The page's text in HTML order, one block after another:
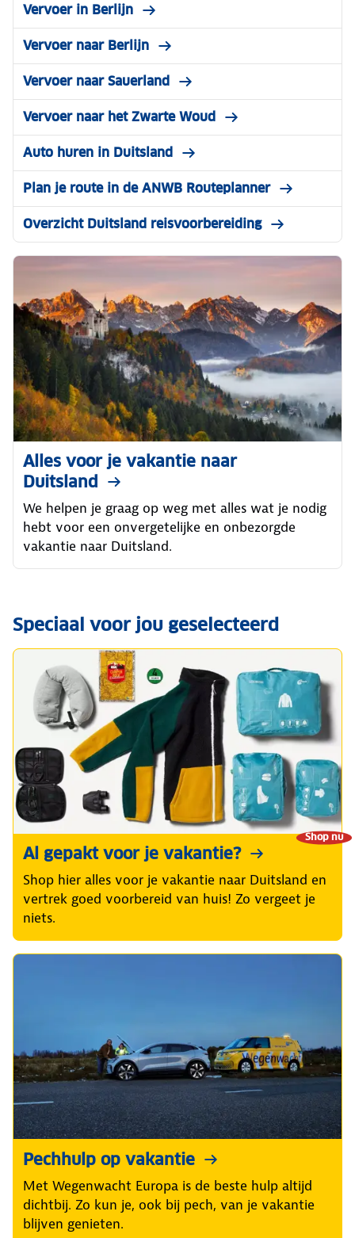
Vervoer in Berlijn
Vervoer naar Berlijn
Vervoer naar Sauerland
Vervoer naar het Zwarte Woud
Auto huren in Duitsland
Plan je route in de ANWB Routeplanner
Overzicht Duitsland reisvoorbereiding
Alles voor je vakantie naar
Duitsland
We helpen je graag op weg met alles wat je nodig
hebt voor een onvergetelijke en onbezorgde
vakantie naar Duitsland.
Speciaal voor jou geselecteerd
Shop nu
Al gepakt voor je vakantie?
Shop hier alles voor je vakantie naar Duitsland en
vertrek goed voorbereid van huis! Zo vergeet je
niets.
Pechhulp op vakantie
Met Wegenwacht Europa is de beste hulp altijd
dichtbij. Zo kun je, ook bij pech, van je vakantie
blijven genieten.